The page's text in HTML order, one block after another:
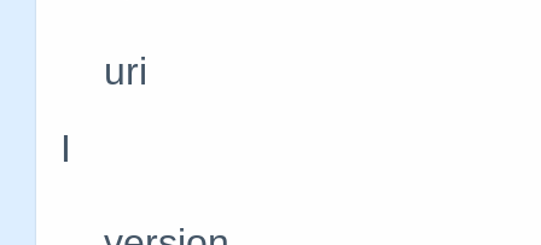
uri #打印
I